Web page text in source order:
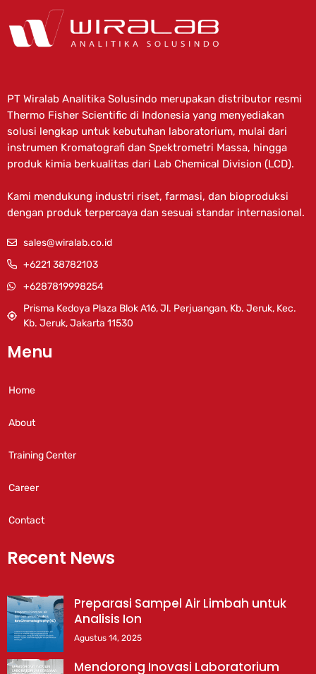
PT Wiralab Analitika Solusindo merupakan distributor resmi
Thermo Fisher Scientific di Indonesia yang menyediakan
solusi lengkap untuk kebutuhan laboratorium, mulai dari
instrumen Kromatografi dan Spektrometri Massa, hingga
produk kimia berkualitas dari Lab Chemical Division (LCD).
Kami mendukung industri riset, farmasi, dan bioproduksi
dengan produk terpercaya dan sesuai standar internasional.
sales@wiralab.co.id
+6221 38782103
+6287819998254
Prisma Kedoya Plaza Blok A16, Jl. Perjuangan, Kb. Jeruk, Kec.
Kb. Jeruk, Jakarta 11530
Menu
Home
About
Training Center
Career
Contact
Recent News
Preparasi Sampel Air Limbah untuk
Analisis Ion
Agustus 14, 2025
Mendorong Inovasi Laboratorium